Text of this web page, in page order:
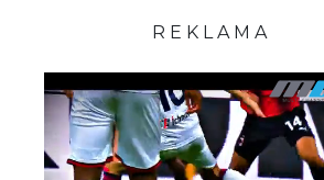
R E K L A M A